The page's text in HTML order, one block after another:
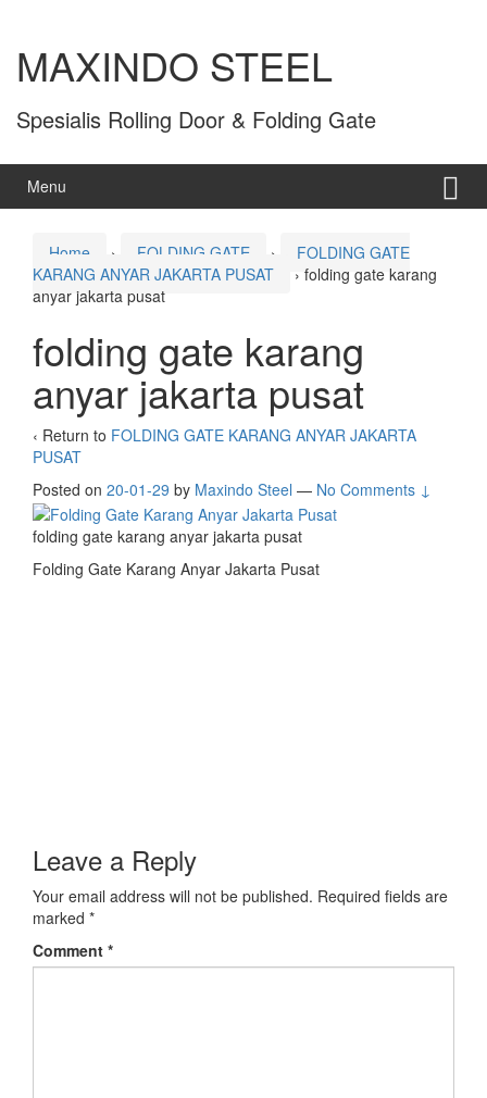
MAXINDO STEEL
Spesialis Rolling Door & Folding Gate
Menu
Home › FOLDING GATE ›
FOLDING GATE
KARANG ANYAR JAKARTA PUSAT
› folding gate karang
anyar jakarta pusat
folding gate karang
anyar jakarta pusat
‹ Return to FOLDING GATE KARANG ANYAR JAKARTA
PUSAT
Posted on 20-01-29 by Maxindo Steel — No Comments ↓
folding gate karang anyar jakarta pusat
Folding Gate Karang Anyar Jakarta Pusat
Leave a Reply
Your email address will not be published. Required fields are
marked *
Comment *